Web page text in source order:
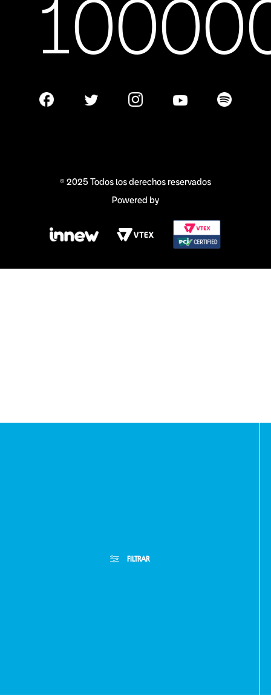
FILTRAR
© 2025 Todos los derechos reservados
Powered by